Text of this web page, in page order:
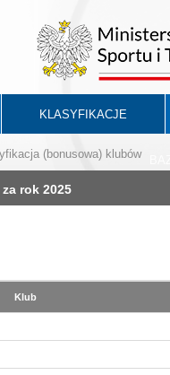
KLASYFIKACJE
(bonusowa) klubów
rok 2025
Klub